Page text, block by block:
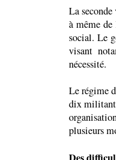
La
à même de
social. Le
visant
nécessité.
Le régime
dix
plusieurs